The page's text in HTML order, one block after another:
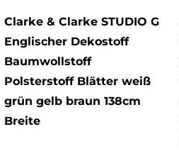
Clarke & Clarke STUDIO G
Englischer Dekostoff
Baumwollstoff
Polsterstoff Blätter weiß
grün gelb braun 138cm
Breite